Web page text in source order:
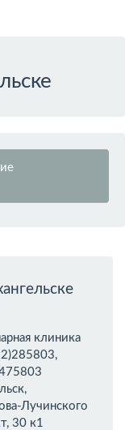
клиника
Лучинского
30 к1